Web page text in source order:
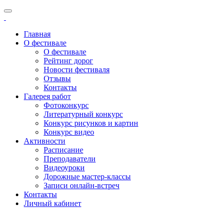
Главная
О фестивале
О фестивале
Рейтинг дорог
Новости фестиваля
Отзывы
Контакты
Галерея работ
Фотоконкурс
Литературный конкурс
Конкурс рисунков и картин
Конкурс видео
Активности
Расписание
Преподаватели
Видеоуроки
Дорожные мастер-классы
Записи онлайн-встреч
Контакты
Личный кабинет